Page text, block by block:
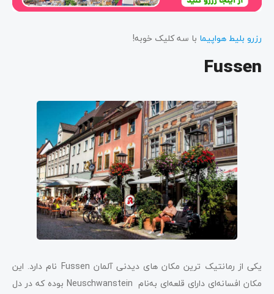
رزرو بلیط هواپیما با سه کلیک خوبه!
Fussen
یکی از رمانتیک‌ ترین مکان ‌های دیدنی آلمان Fussen نام دارد. این
مکان افسانه‌ای دارای قلعه‌ای به‌نام Neuschwanstein بوده که در دل